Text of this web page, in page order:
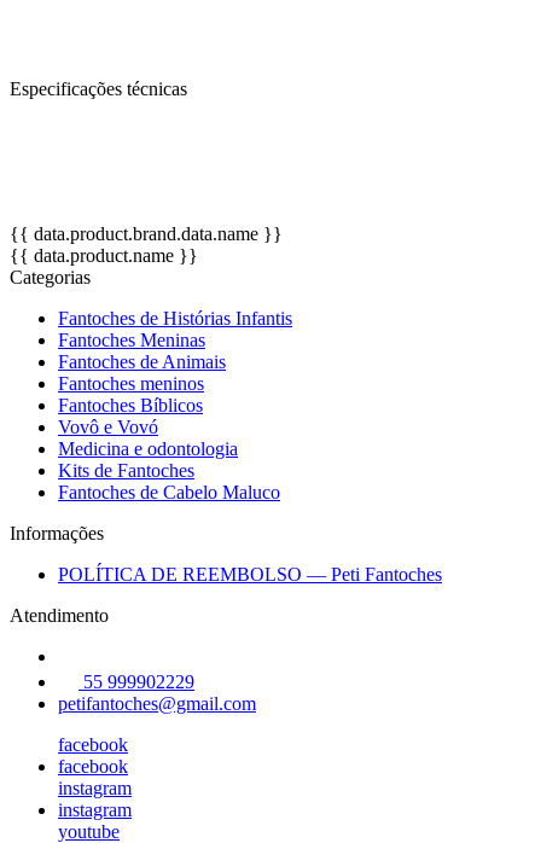
Especificações técnicas
{{ data.product.brand.data.name }}
{{ data.product.name }}
Categorias
Fantoches de Histórias Infantis
Fantoches Meninas
Fantoches de Animais
Fantoches meninos
Fantoches Bíblicos
Vovô e Vovó
Medicina e odontologia
Kits de Fantoches
Fantoches de Cabelo Maluco
Informações
POLÍTICA DE REEMBOLSO — Peti Fantoches
Atendimento
55 999902229
petifantoches@gmail.com
facebook
facebook
instagram
instagram
youtube